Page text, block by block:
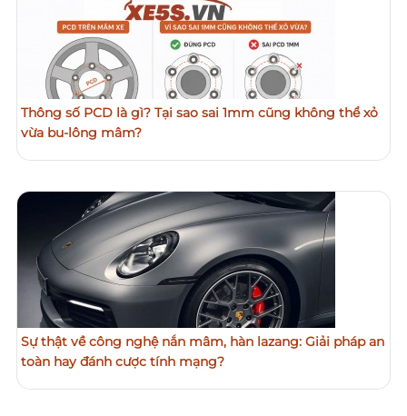
Thông số PCD là gì? Tại sao sai 1mm cũng không thể xỏ
vừa bu-lông mâm?
Sự thật về công nghệ nắn mâm, hàn lazang: Giải pháp an
toàn hay đánh cược tính mạng?